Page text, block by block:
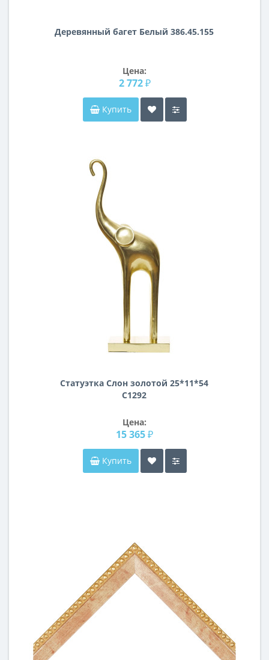
Деревянный багет Белый 386.45.155
Цена:
2 772 ₽
Купить
Статуэтка Слон золотой 25*11*54
C1292
Цена:
15 365 ₽
Купить